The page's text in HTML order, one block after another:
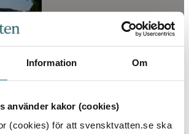
Information Om
använder kakor (cookies)
(cookies) för att svensktvatten.se ska